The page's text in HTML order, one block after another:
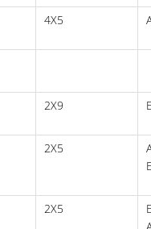
ΠΟΙΟΤΗΤΑΣ
4X5
2X9
2Χ5
2Χ5